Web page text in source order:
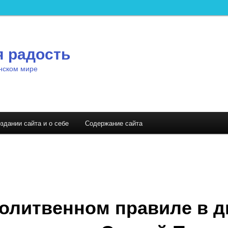
радость
мире
сайта и о себе Содержание сайта
правиле в